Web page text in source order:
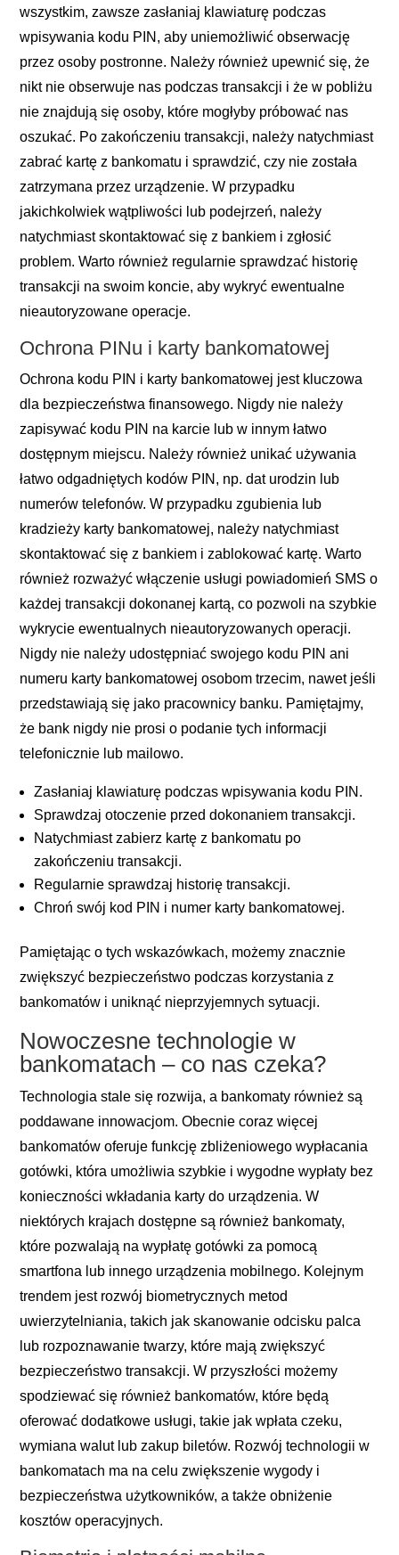
wszystkim, zawsze zasłaniaj klawiaturę podczas
wpisywania kodu PIN, aby uniemożliwić obserwację
przez osoby postronne. Należy również upewnić się, że
nikt nie obserwuje nas podczas transakcji i że w pobliżu
nie znajdują się osoby, które mogłyby próbować nas
oszukać. Po zakończeniu transakcji, należy natychmiast
zabrać kartę z bankomatu i sprawdzić, czy nie została
zatrzymana przez urządzenie. W przypadku
jakichkolwiek wątpliwości lub podejrzeń, należy
natychmiast skontaktować się z bankiem i zgłosić
problem. Warto również regularnie sprawdzać historię
transakcji na swoim koncie, aby wykryć ewentualne
nieautoryzowane operacje.
Ochrona PINu i karty bankomatowej
Ochrona kodu PIN i karty bankomatowej jest kluczowa
dla bezpieczeństwa finansowego. Nigdy nie należy
zapisywać kodu PIN na karcie lub w innym łatwo
dostępnym miejscu. Należy również unikać używania
łatwo odgadniętych kodów PIN, np. dat urodzin lub
numerów telefonów. W przypadku zgubienia lub
kradzieży karty bankomatowej, należy natychmiast
skontaktować się z bankiem i zablokować kartę. Warto
również rozważyć włączenie usługi powiadomień SMS o
każdej transakcji dokonanej kartą, co pozwoli na szybkie
wykrycie ewentualnych nieautoryzowanych operacji.
Nigdy nie należy udostępniać swojego kodu PIN ani
numeru karty bankomatowej osobom trzecim, nawet jeśli
przedstawiają się jako pracownicy banku. Pamiętajmy,
że bank nigdy nie prosi o podanie tych informacji
telefonicznie lub mailowo.
Zasłaniaj klawiaturę podczas wpisywania kodu PIN.
Sprawdzaj otoczenie przed dokonaniem transakcji.
Natychmiast zabierz kartę z bankomatu po
zakończeniu transakcji.
Regularnie sprawdzaj historię transakcji.
Chroń swój kod PIN i numer karty bankomatowej.
Pamiętając o tych wskazówkach, możemy znacznie
zwiększyć bezpieczeństwo podczas korzystania z
bankomatów i uniknąć nieprzyjemnych sytuacji.
Nowoczesne technologie w
bankomatach – co nas czeka?
Technologia stale się rozwija, a bankomaty również są
poddawane innowacjom. Obecnie coraz więcej
bankomatów oferuje funkcję zbliżeniowego wypłacania
gotówki, która umożliwia szybkie i wygodne wypłaty bez
konieczności wkładania karty do urządzenia. W
niektórych krajach dostępne są również bankomaty,
które pozwalają na wypłatę gotówki za pomocą
smartfona lub innego urządzenia mobilnego. Kolejnym
trendem jest rozwój biometrycznych metod
uwierzytelniania, takich jak skanowanie odcisku palca
lub rozpoznawanie twarzy, które mają zwiększyć
bezpieczeństwo transakcji. W przyszłości możemy
spodziewać się również bankomatów, które będą
oferować dodatkowe usługi, takie jak wpłata czeku,
wymiana walut lub zakup biletów. Rozwój technologii w
bankomatach ma na celu zwiększenie wygody i
bezpieczeństwa użytkowników, a także obniżenie
kosztów operacyjnych.